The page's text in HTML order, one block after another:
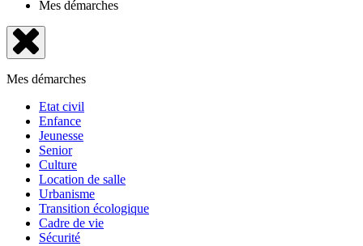
Mes démarches
Fermer
le
menu
Mes démarches
Etat civil
Enfance
Jeunesse
Senior
Culture
Location de salle
Urbanisme
Transition écologique
Cadre de vie
Sécurité